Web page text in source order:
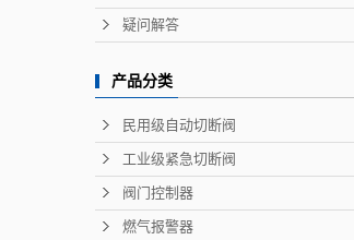
疑问解答
产品分类
民用级自动切断阀
工业级紧急切断阀
阀门控制器
燃气报警器